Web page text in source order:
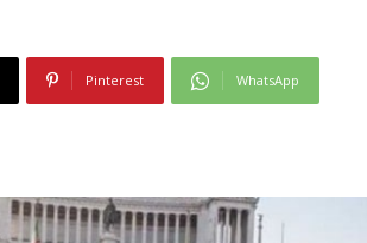
Pinterest WhatsApp